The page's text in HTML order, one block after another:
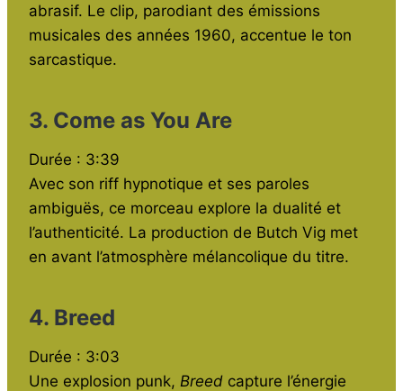
abrasif. Le clip, parodiant des émissions
musicales des années 1960, accentue le ton
sarcastique.
3. Come as You Are
Durée : 3:39
Avec son riff hypnotique et ses paroles
ambiguës, ce morceau explore la dualité et
l’authenticité. La production de Butch Vig met
en avant l’atmosphère mélancolique du titre.
4. Breed
Durée : 3:03
Une explosion punk, Breed capture l’énergie